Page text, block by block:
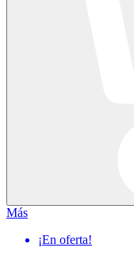
Más
¡En oferta!